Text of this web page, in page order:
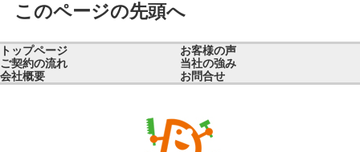
このページの先頭へ
トップページ
お客様の声
ご契約の流れ
当社の強み
会社概要
お問合せ